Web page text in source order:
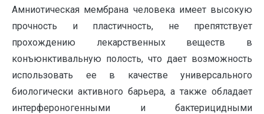
Амниотическая мембрана человека имеет высокую
прочность и пластичность, не препятствует
прохождению лекарственных веществ в
конъюнктивальную полость, что дает возможность
использовать ее в качестве универсального
биологически активного барьера, а также обладает
интерфероногенными и бактерицидными